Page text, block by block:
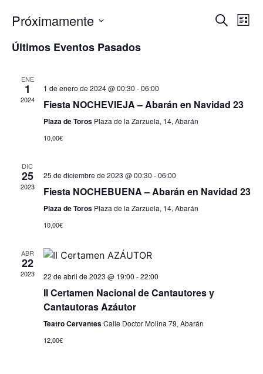
BuscarLista
Próximamente
fecha.
Últimos Eventos Pasados
ENE
1
2024
1 de enero de 2024 @ 00:30 -06:00
Fiesta NOCHEVIEJA – Abarán en Navidad 23
Plaza de Toros Plaza de la Zarzuela, 14, Abarán
10,00€
DIC
25
2023
25 de diciembre de 2023 @ 00:30 -06:00
Fiesta NOCHEBUENA – Abarán en Navidad 23
Plaza de Toros Plaza de la Zarzuela, 14, Abarán
10,00€
ABR
22
2023 22 de abril de 2023 @ 19:00 -22:00
II Certamen Nacional de Cantautores y
Cantautoras Azáutor
Teatro CervantesCalle Doctor Molina 79, Abarán
12,00€